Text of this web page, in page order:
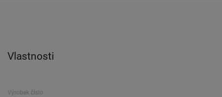
Vlastnosti
Výrobek číslo